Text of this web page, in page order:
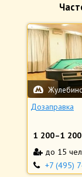
Дозаправка
1 200–1 200
до 15
+7 (495)